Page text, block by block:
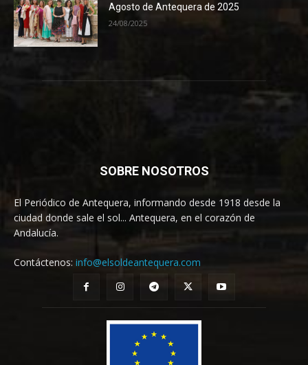
Agosto de Antequera de 2025
24/08/2025
SOBRE NOSOTROS
El Periódico de Antequera, informando desde 1918 desde la
ciudad donde sale el sol... Antequera, en el corazón de
Andalucía.
Contáctenos: info@elsoldeantequera.com